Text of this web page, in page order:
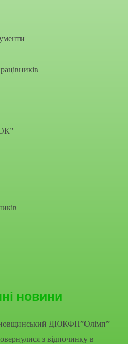
новини
ДЮКФП”Олімп”
з відпочинку в